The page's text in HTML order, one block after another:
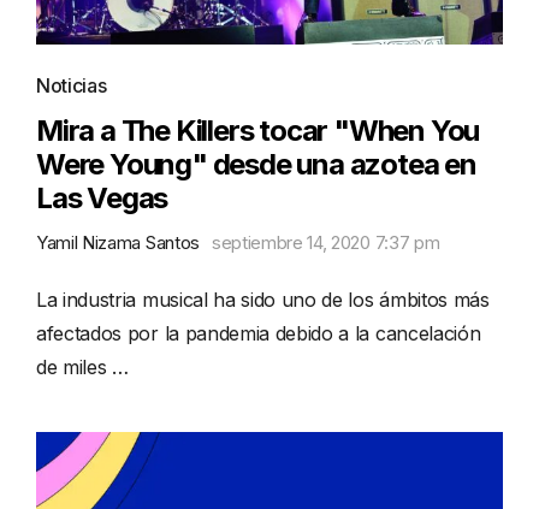
Noticias
Mira a The Killers tocar "When You
Were Young" desde una azotea en
Las Vegas
Yamil Nizama Santos septiembre 14, 2020 7:37 pm
La industria musical ha sido uno de los ámbitos más
afectados por la pandemia debido a la cancelación
de miles …